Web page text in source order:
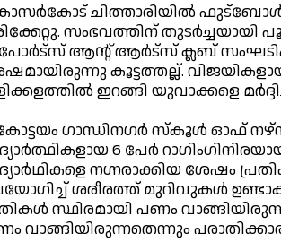
കാസര്‍കോട് ചിത്താരിയില്‍ ഫുട്ബോള്‍
സംഭവത്തിന് തുടര്‍ച്ചയായി
ആന്റ് ആര്‍ട്സ് ക്ലബ്
കൂട്ടത്തല്ല്.
ഇറങ്ങി യുവാക്കളെ
കോട്ടയം ഗാന്ധിനഗര്‍ സ്‌കൂള്‍ ഓഫ്
6 പേര്‍
നഗ്നരാക്കിയ ശേഷം
ശരീരത്ത് മുറിവുകള്‍
സ്ഥിരമായി പണം
വാങ്ങിയിരുന്നതെന്നും